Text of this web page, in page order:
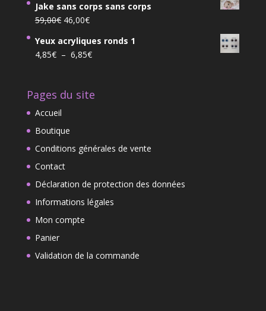
initial
était :
14,90€.
actuel
est :
10,90€.
Jake sans corps sans corps
59,00€ Le
initial
était :
46,00€Le
actuel
est :
Yeux acryliques ronds 1
4,85€ – 6,85€Plage
4,85€
Pages du site
Accueil
Boutique
Conditions générales de vente
Contact
Déclaration de protection des données
Informations légales
Mon compte
Panier
Validation de la commande